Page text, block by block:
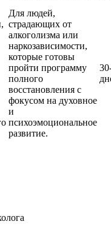
Для людей,
страдающих от
алкоголизма или
наркозависимости,
которые готовы
пройти программу
полного
восстановления с
фокусом на духовное
и
психоэмоциональное
развитие.